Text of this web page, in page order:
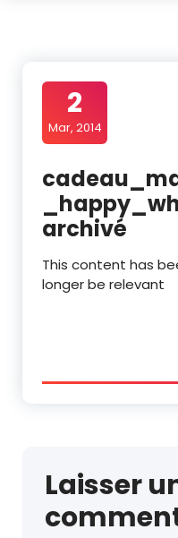
2
Mar, 2014
archivé
This content has
longer be relevant
Laisser